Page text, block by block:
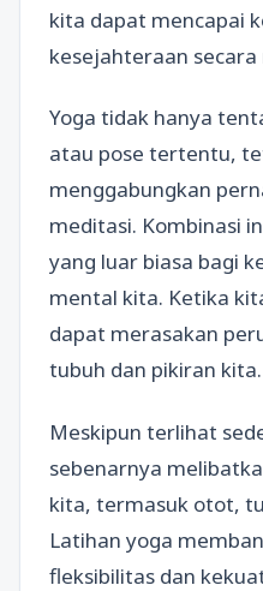
kita dapat mencapai
kesejahteraan
Yoga tidak hanya
atau pose tertentu,
menggabungkan
meditasi. Kombinasi
yang luar biasa bagi
mental kita. Ketika
dapat merasakan
tubuh dan pikiran kita.
Meskipun terlihat
sebenarnya
kita, termasuk otot,
Latihan yoga
fleksibilitas dan